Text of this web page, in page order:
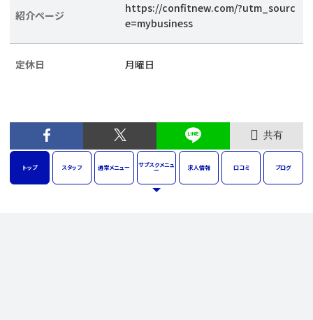
紹介ページ
https://confitnew.com/?utm_sourc
e=mybusiness
定休日 月曜日
共有
トップ スタッフ 通常メニュー サブスクメニュ
ー 求人情報 口コミ ブログ